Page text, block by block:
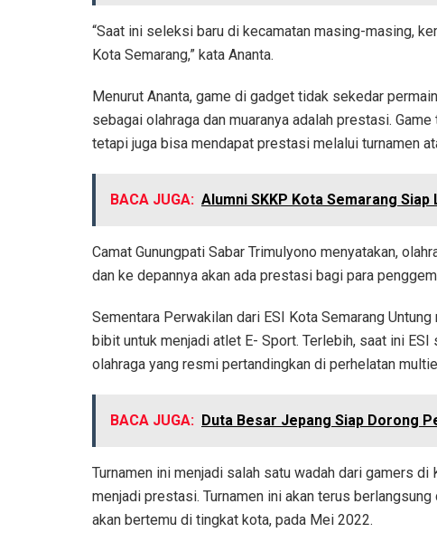
“Saat ini seleksi baru di kecamatan masing-masing,
Kota Semarang,” kata Ananta.
Menurut Ananta, game di gadget tidak sekedar
sebagai olahraga dan muaranya adalah prestasi.
tetapi juga bisa mendapat prestasi melalui turnamen
BACA JUGA: Alumni SKKP Kota Semarang Siap
Camat Gunungpati Sabar Trimulyono menyatakan,
dan ke depannya akan ada prestasi bagi para
Sementara Perwakilan dari ESI Kota Semarang
bibit untuk menjadi atlet E- Sport. Terlebih, saat ini
olahraga yang resmi pertandingkan di perhelatan
BACA JUGA: Duta Besar Jepang Siap Dorong
Turnamen ini menjadi salah satu wadah dari gamers
menjadi prestasi. Turnamen ini akan terus
akan bertemu di tingkat kota, pada Mei 2022.